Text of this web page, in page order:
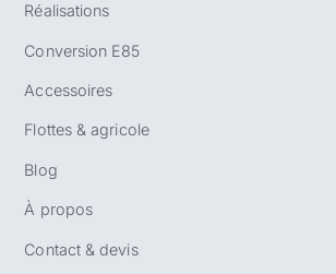
Réalisations
Conversion E85
Accessoires
Flottes & agricole
Blog
À propos
Contact & devis